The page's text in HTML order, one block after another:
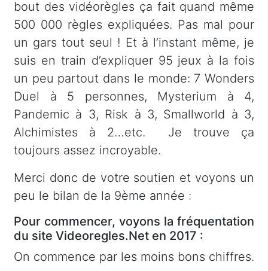
bout des vidéorègles ça fait quand même
500 000 règles expliquées. Pas mal pour
un gars tout seul ! Et à l’instant même, je
suis en train d’expliquer 95 jeux à la fois
un peu partout dans le monde: 7 Wonders
Duel à 5 personnes, Mysterium à 4,
Pandemic à 3, Risk à 3, Smallworld à 3,
Alchimistes à 2…etc. Je trouve ça
toujours assez incroyable.
Merci donc de votre soutien et voyons un
peu le bilan de la 9ème année :
Pour commencer, voyons la fréquentation
du site Videoregles.Net en 2017 :
On commence par les moins bons chiffres.